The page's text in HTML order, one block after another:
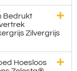
Bedrukt
Zilvergrijs
Hoesloos